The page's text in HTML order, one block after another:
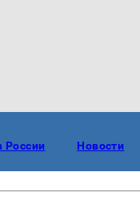
России Новости